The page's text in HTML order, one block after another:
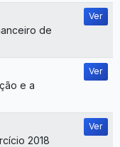
de
Ver
e a
Ver
2018
Ver